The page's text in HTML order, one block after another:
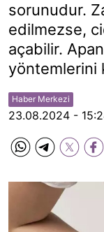
sorunudur.
edilmezse,
açabilir.
yöntemlerini
Haber Merkezi
23.08.2024 -